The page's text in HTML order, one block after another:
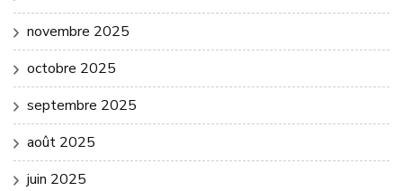
novembre 2025
octobre 2025
septembre 2025
août 2025
juin 2025